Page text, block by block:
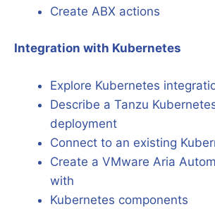
Create ABX actions
Integration with Kubernetes
Explore Kubernetes
Describe a Tanzu
deployment
Connect to an existing
Create a VMware Aria
with
Kubernetes components